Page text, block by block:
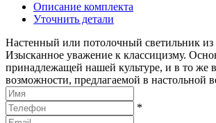
Описание комплекта
Уточнить детали
Настенный или потолочный светильник
Изысканное уважение к классицизму.
принадлежащей нашей культуре, и в то же
возможности, предлагаемой в настольной
*